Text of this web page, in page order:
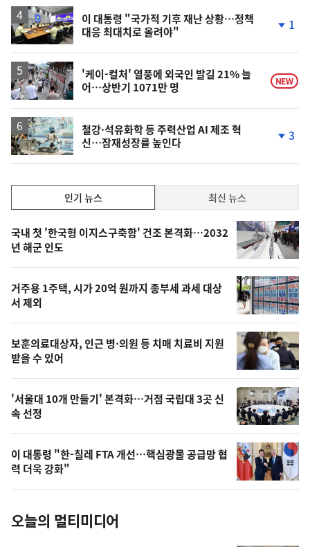
이 대통령 "국가적 기후 재난 상황…정책
대응 최대치로 올려야"
락
1
'케이-컬처' 열풍에 외국인 발길 21% 늘
어…상반기 1071만 명
NEW
철강·석유화학 등 주력산업 AI 제조 혁
신…잠재성장률 높인다
락
3
기,
최
신,
늘
의
영
상
오
늘
의
사
진
인기 뉴스 최신 뉴스
기
뉴
스
국내 첫 '한국형 이지스구축함' 건조 본격화…2032
년 해군 인도
거주용 1주택, 시가 20억 원까지 종부세 과세 대상
서 제외
보훈의료대상자, 인근 병·의원 등 치매 치료비 지원
받을 수 있어
'서울대 10개 만들기' 본격화…거점 국립대 3곳 신
속 선정
이 대통령 "한-칠레 FTA 개선…핵심광물 공급망 협
력 더욱 강화"
오늘의 멀티미디어